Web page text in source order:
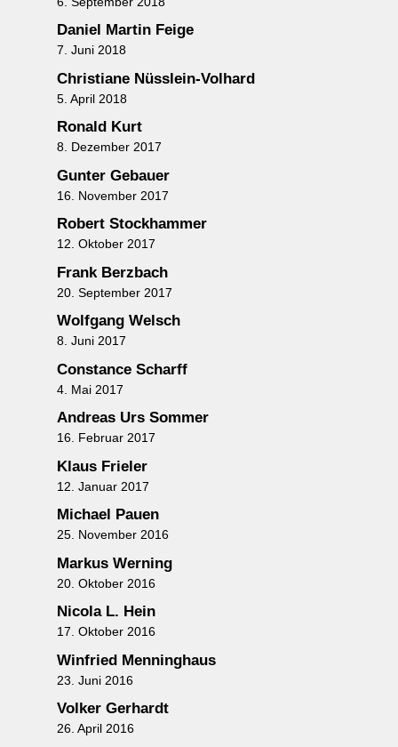
Daniel Martin Feige
7. Juni 2018
Christiane Nüsslein-Volhard
5. April 2018
Ronald Kurt
8. Dezember 2017
Gunter Gebauer
16. November 2017
Robert Stockhammer
12. Oktober 2017
Frank Berzbach
20. September 2017
Wolfgang Welsch
8. Juni 2017
Constance Scharff
4. Mai 2017
Andreas Urs Sommer
16. Februar 2017
Klaus Frieler
12. Januar 2017
Michael Pauen
25. November 2016
Markus Werning
20. Oktober 2016
Nicola L. Hein
17. Oktober 2016
Winfried Menninghaus
23. Juni 2016
Volker Gerhardt
26. April 2016